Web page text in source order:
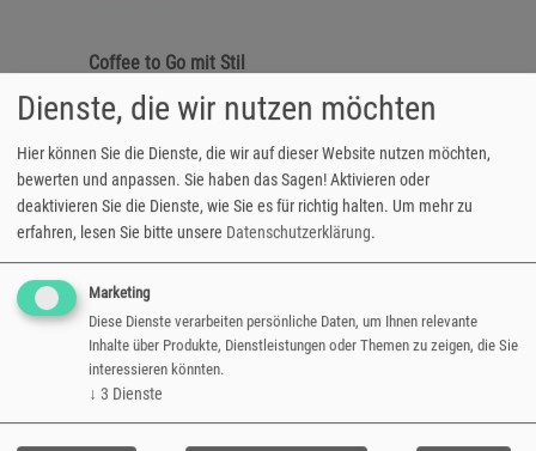
Coffee to Go mit Stil
Der Edelstahl Thermobecher mit eigenem
Fotodruck ist ideal für den täglichen Kaffee
oder den warmen Tee beim Ausflug. Durch die
Doppelwandkonstruktion bleiben die Getränke
heiss oder gut gekühlt. Der Thermobecher ist
pflegeleicht und spülmaschinenfest. Der
Ihrer Wahl bedruckbar. Ideal auch als
Geschenk.
Grösse: 18,5cm
Dienste, die wir nutzen möchten
Hier können Sie die Dienste, die wir auf dieser Website nutzen möchten,
bewerten und anpassen. Sie haben das Sagen! Aktivieren oder
deaktivieren Sie die Dienste, wie Sie es für richtig halten. Um mehr zu
erfahren, lesen Sie bitte unsere Datenschutzerklärung.
Marketing
Diese Dienste verarbeiten persönliche Daten, um Ihnen relevante
Inhalte über Produkte, Dienstleistungen oder Themen zu zeigen, die Sie
interessieren könnten.
↓ 3 Dienste